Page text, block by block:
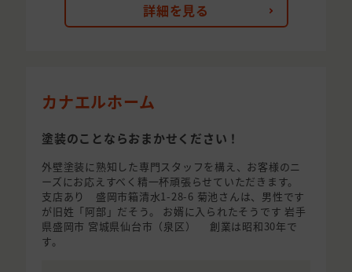
詳細を見る
カナエルホーム
塗装のことならおまかせください！
外壁塗装に熟知した専門スタッフを構え、お客様のニ
ーズにお応えすべく精一杯頑張らせていただきます。
支店あり 盛岡市箱清水1-28-6 菊池さんは、男性です
が旧姓「阿部」だそう。 お婿に入られたそうです 岩手
県盛岡市 宮城県仙台市（泉区） 創業は昭和30年で
す。